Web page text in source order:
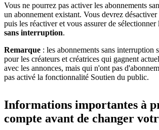
Vous ne pourrez pas activer les abonnements
un abonnement existant. Vous devrez désactiver
puis les réactiver et vous assurer de sélectionner
sans interruption.
Remarque : les abonnements sans interruption
pour les créateurs et créatrices qui gagnent
avec les annonces, mais qui n'ont pas
pas activé la fonctionnalité Soutien du public.
Informations importantes à
compte avant de changer